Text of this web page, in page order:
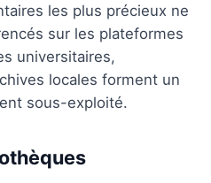
les plus précieux ne
sur les plateformes
universitaires,
locales forment un
sous-exploité.